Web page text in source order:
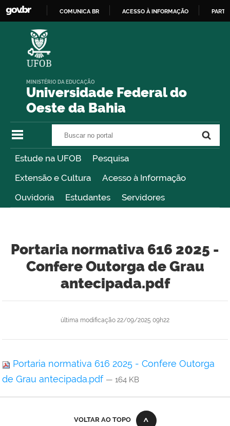
COMUNICA BR ACESSO À INFORMAÇÃO
Universidade Federal do
Oeste da Bahia
MINISTÉRIO DA EDUCAÇÃO
Estude na UFOB
Pesquisa
Extensão e Cultura
Acesso à Informação
Ouvidoria
Estudantes Servidores
Portaria normativa 616 2025 -
Confere Outorga de Grau
antecipada.pdf
última modificação 22/09/2025 09h22
Portaria normativa 616 2025 - Confere Outorga
de Grau antecipada.pdf — 164 KB
VOLTAR AO TOPO